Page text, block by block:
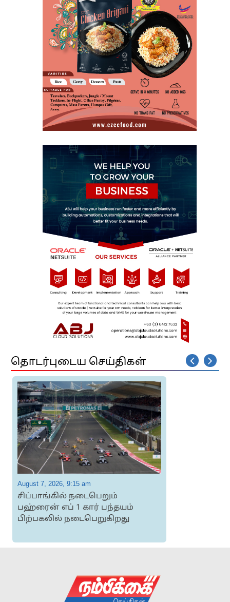
தொடர்புடைய செய்திகள்
August 7, 2026, 9:15 am
சிப்பாங்கில் நடைபெறும்
பஹ்ரைன் எப் 1 கார் பந்தயம்
பிற்பகலில் நடைபெறுகிறது